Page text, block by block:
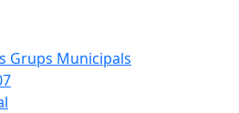
Grups Municipals